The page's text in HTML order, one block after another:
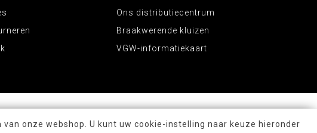
Ons distributiecentrum
Braakwerende kluizen
VGW-informatiekaart
onze webshop. U kunt uw cookie-instelling naar keuze hieronder